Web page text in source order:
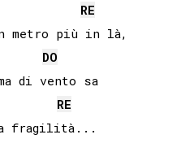
RE
metro più in là,
DO
di vento sa
RE